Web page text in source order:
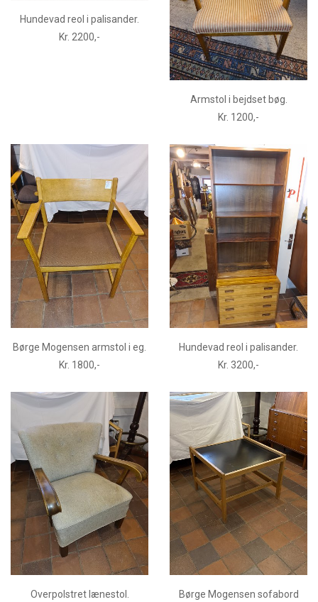
Hundevad reol i palisander.
Kr. 2200,-
Armstol i bejdset bøg.
Kr. 1200,-
Børge Mogensen armstol i eg.
Kr. 1800,-
Hundevad reol i palisander.
Kr. 3200,-
Overpolstret lænestol. Børge Mogensen sofabord